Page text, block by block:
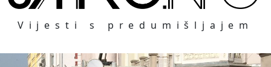
Vijesti s predumišljajem